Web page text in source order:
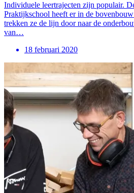
Individuele leertrajecten zijn populair.
Praktijkschool heeft er in de
trekken ze de lijn door naar de
van…
18 februari 2020